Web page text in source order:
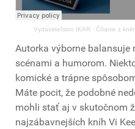
Vydavateľstvo IKAR· Čítanie z
Autorka výborne balansuje
scénami a humorom.
komické a trápne
Máte pocit, že podobné
mohli stať aj v skutočnom
najzábavnejších kníh Vi